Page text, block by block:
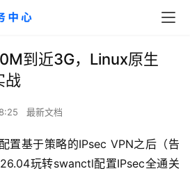
到近3G，Linux原生
战
最新文档
置基于策略的IPsec VPN之后（告
玩转swanctl配置IPsec全通关